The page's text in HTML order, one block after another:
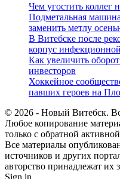
Чем угостить коллег
Подметальная
заменить метлу
В Витебске после
корпус
Как увеличить
инвесторов
Хоккейное
павших героев на
© 2026 - Новый Витебск.
Любое копирование
только с обратной
Все материалы
источников и других
авторство принадлежат их
Sign in